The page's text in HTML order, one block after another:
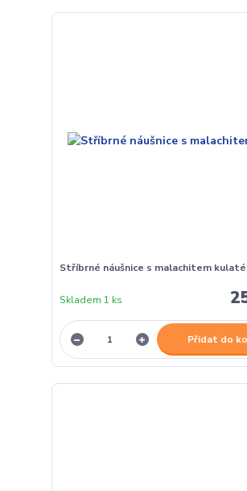
Stříbrné náušnice s malachitem kulaté
Skladem 1 ks
Přidat do